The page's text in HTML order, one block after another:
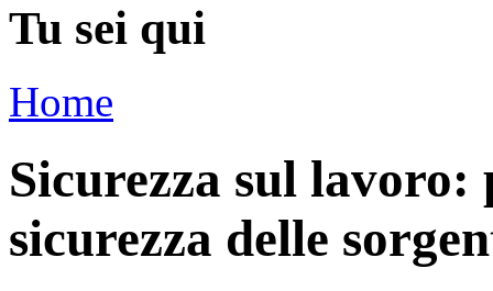
Tu sei qui
Home
Sicurezza sul
sicurezza delle